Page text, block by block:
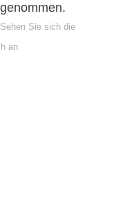
Sehen Sie sich die
an